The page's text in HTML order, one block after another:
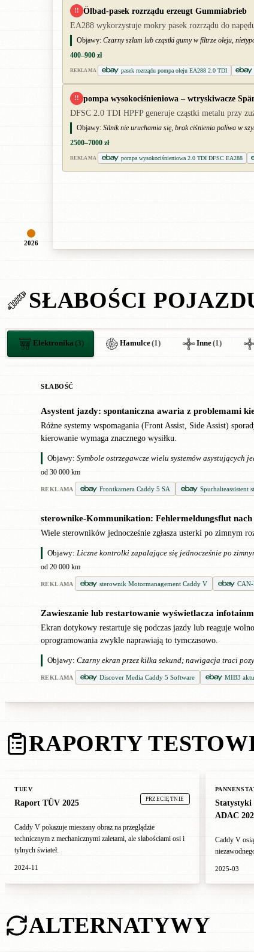
2026
!! Ölbad-pasek rozrządu erzeugt Gummiabrieb
EA288 wykorzystuje mokry pasek rozrządu do
Objawy: Czarny szlam lub cząstki gumy w filtrze oleju,
400–900 zł
REKLAMA pasek rozrządu pompa oleju EA288 2.0 TDI
!! pompa wysokociśnieniowa – wtryskiwacze
DFSC 2.0 TDI HPFP generuje cząstki metalu przy
Objawy: Silnik nie uruchamia się, brak ciśnienia paliwa w
2500–7000 zł
REKLAMA pompa wysokociśnieniowa 2.0 TDI DFSC EA288
SŁABOŚCI
Elektronika (3) Hamulce(1) Inne(1)
SŁABOŚĆ
Asystent jazdy: spontaniczna awaria z problemami
Różne systemy wspomagania (Front Assist, Side Assist)
kierowanie wymaga znacznego wysiłku.
Objawy: Symbole ostrzegawcze wielu systemów asystujących
od 30 000 km
REKLAMA Frontkamera Caddy 5 SA Spurhalteassistent
sterownike-Kommunikation: Fehlermeldungsflut
Wiele sterowników jednocześnie zgłasza usterki po zimnym
Objawy: Liczne kontrolki zapalające się jednocześnie po
od 20 000 km
REKLAMA sterownik Motormanagement Caddy V CAN-
Zawieszanie lub restartowanie wyświetlacza
Ekran dotykowy restartuje się podczas jazdy lub reaguje
oprogramowania zwykle naprawiają to tymczasowo.
Objawy: Czarny ekran przez kilka sekund; nawigacja traci
REKLAMA Discover Media Caddy 5 Software MIB3
RAPORTY
TUEV
Raport TÜV 2025 PRZECIĘTNIE
Caddy V pokazuje mieszany obraz na przeglądzie
technicznym z mechanicznymi zaletami, ale słabościami osi i
tylnych świateł.
2024-11
Statystyki
ADAC
Caddy V
2025-03
ALTERNATYWY